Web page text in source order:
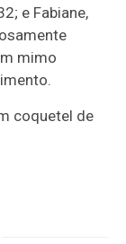
e Fabiane,
mimo
coquetel de